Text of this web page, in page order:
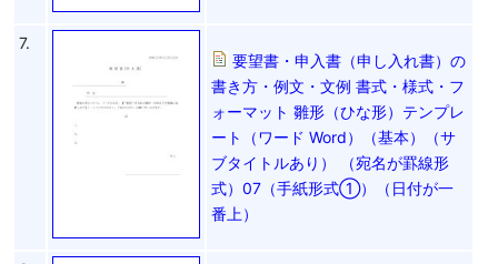
7.
要望書・申入書（申し入れ書）の
書き方・例文・文例 書式・様式・フ
ォーマット 雛形（ひな形）テンプレ
ート（ワード Word）（基本）（サ
ブタイトルあり） （宛名が罫線形
式）07（手紙形式①）（日付が一
番上）